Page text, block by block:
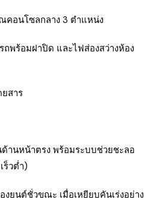
คอนโซลกลาง 3 ตำแหน่ง
ถพร้อมฝาปิด และไฟส่องสว่างห้อง
สาร
านหน้าตรง พร้อมระบบช่วยชะลอ
ร็วต่ำ)
งยนต์ชั่วขณะ เมื่อเหยียบคันเร่งอย่าง